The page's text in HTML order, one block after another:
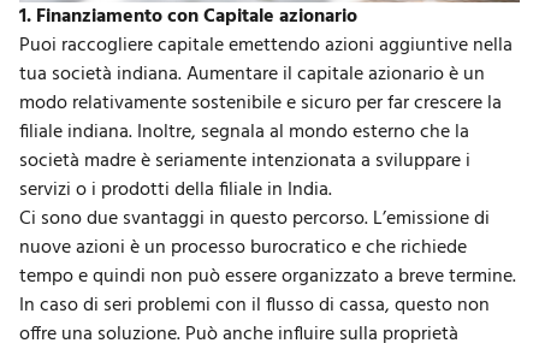
1. Finanziamento con Capitale azionario
Puoi raccogliere capitale emettendo azioni aggiuntive nella
tua società indiana. Aumentare il capitale azionario è un
modo relativamente sostenibile e sicuro per far crescere la
filiale indiana. Inoltre, segnala al mondo esterno che la
società madre è seriamente intenzionata a sviluppare i
servizi o i prodotti della filiale in India.
Ci sono due svantaggi in questo percorso. L’emissione di
nuove azioni è un processo burocratico e che richiede
tempo e quindi non può essere organizzato a breve termine.
In caso di seri problemi con il flusso di cassa, questo non
offre una soluzione. Può anche influire sulla proprietà